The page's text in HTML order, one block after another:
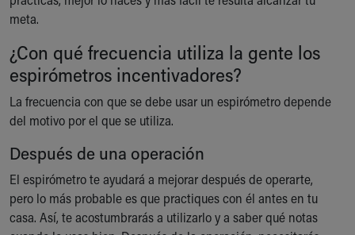
meta.
¿Con qué frecuencia utiliza la gente los
espirómetros incentivadores?
La frecuencia con que se debe usar un espirómetro depende
del motivo por el que se utiliza.
Después de una operación
El espirómetro te ayudará a mejorar después de operarte,
pero lo más probable es que practiques con él antes en tu
casa. Así, te acostumbrarás a utilizarlo y a saber qué notas